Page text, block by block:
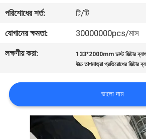
যোগাযোগ
করুন
খবর
মামলা
পরিশোধের শর্ত:
টি/টি
যোগানের ক্ষমতা:
30000000pcs/মাস
লক্ষণীয় করা:
133*2000mm ডাস্ট ফিল্টার
উচ্চ তাপমাত্রা প্রতিরোধের ফিল্টার
ভালো দাম